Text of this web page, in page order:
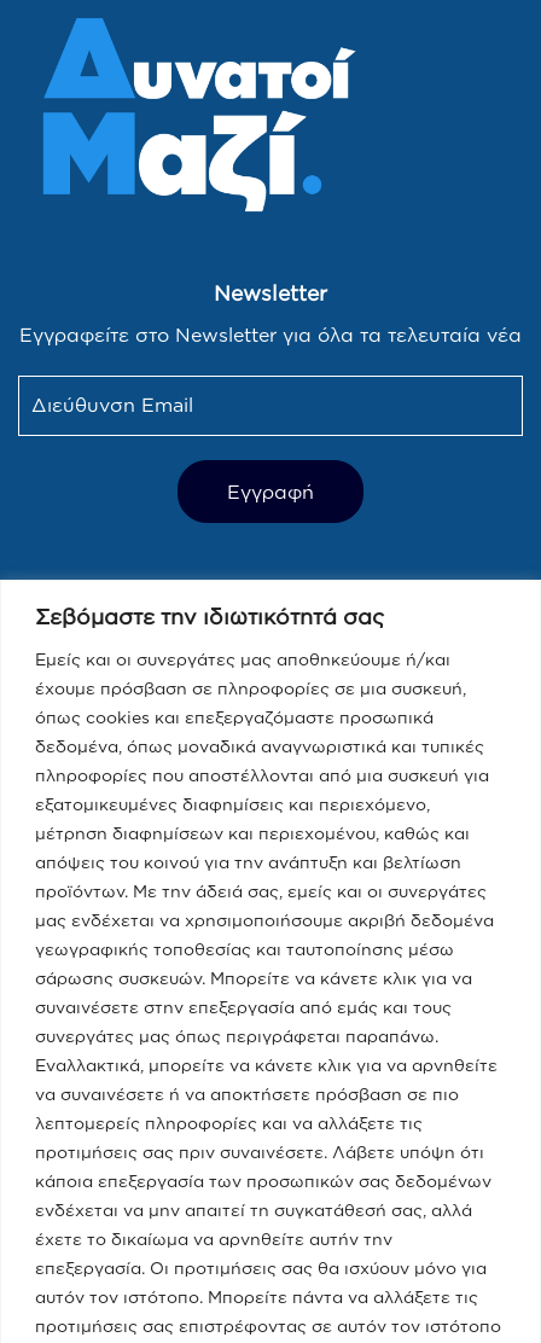
Σεβόμαστε την ιδιωτικότητά σας
Εμείς και οι συνεργάτες μας αποθηκεύουμε ή/και
έχουμε πρόσβαση σε πληροφορίες σε μια συσκευή,
όπως cookies και επεξεργαζόμαστε προσωπικά
δεδομένα, όπως μοναδικά αναγνωριστικά και τυπικές
πληροφορίες που αποστέλλονται από μια συσκευή για
εξατομικευμένες διαφημίσεις και περιεχόμενο,
μέτρηση διαφημίσεων και περιεχομένου, καθώς και
απόψεις του κοινού για την ανάπτυξη και βελτίωση
προϊόντων. Με την άδειά σας, εμείς και οι συνεργάτες
μας ενδέχεται να χρησιμοποιήσουμε ακριβή δεδομένα
γεωγραφικής τοποθεσίας και ταυτοποίησης μέσω
σάρωσης συσκευών. Μπορείτε να κάνετε κλικ για να
συναινέσετε στην επεξεργασία από εμάς και τους
συνεργάτες μας όπως περιγράφεται παραπάνω.
Εναλλακτικά, μπορείτε να κάνετε κλικ για να αρνηθείτε
να συναινέσετε ή να αποκτήσετε πρόσβαση σε πιο
λεπτομερείς πληροφορίες και να αλλάξετε τις
προτιμήσεις σας πριν συναινέσετε. Λάβετε υπόψη ότι
κάποια επεξεργασία των προσωπικών σας δεδομένων
ενδέχεται να μην απαιτεί τη συγκατάθεσή σας, αλλά
έχετε το δικαίωμα να αρνηθείτε αυτήν την
επεξεργασία. Οι προτιμήσεις σας θα ισχύουν μόνο για
αυτόν τον ιστότοπο. Μπορείτε πάντα να αλλάξετε τις
προτιμήσεις σας επιστρέφοντας σε αυτόν τον ιστότοπο
Newsletter
Εγγραφείτε στο Newsletter για όλα τα τελευταία νέα
Παραπολιτικά 90.1 / Δημήτρης
Τάκης, Χριστίνα Κοραή
08/05/2023
Real fm / Νίκος Χατζηνικολάου
05/05/2023
Κατηγορίες
Ποια Είμαι
Το Υπουργείο
Πειραιάς - Νησιά
Media
Επικοινωνία